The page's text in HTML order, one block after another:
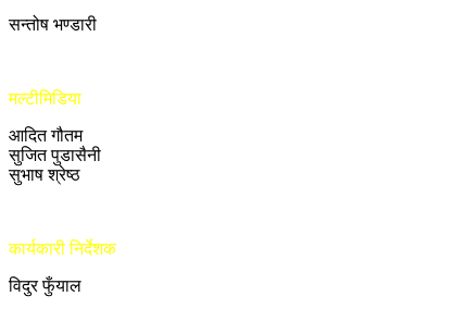
सन्तोष भण्डारी
मल्टीमिडिया
आदित गौतम
सुजित पुडासैनी
सुभाष श्रेष्ठ
कार्यकारी निर्देशक
विदुर फुँयाल